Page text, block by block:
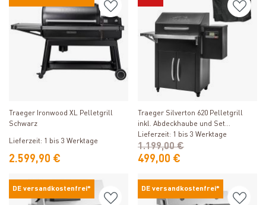
Traeger Ironwood XL Pelletgrill
Schwarz
Lieferzeit: 1 bis 3 Werktage
2.599,90 €
Produkt ansehen
Traeger Silverton 620 Pelletgrill
inkl. Abdeckhaube und Set
Ablaufbleche
Lieferzeit: 1 bis 3 Werktage
499,00 €
1.199,00 €
DE versandkostenfrei* DE versandkostenfrei*